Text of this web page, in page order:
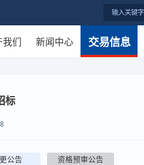
我们 新闻中心 交易信息
标
公告 资格预审公告